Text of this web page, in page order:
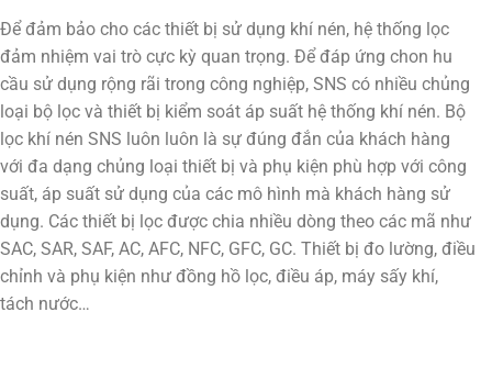
Để đảm bảo cho các thiết bị sử dụng khí nén, hệ thống lọc
đảm nhiệm vai trò cực kỳ quan trọng. Để đáp ứng chon hu
cầu sử dụng rộng rãi trong công nghiệp, SNS có nhiều chủng
loại bộ lọc và thiết bị kiểm soát áp suất hệ thống khí nén. Bộ
lọc khí nén SNS luôn luôn là sự đúng đắn của khách hàng
với đa dạng chủng loại thiết bị và phụ kiện phù hợp với công
suất, áp suất sử dụng của các mô hình mà khách hàng sử
dụng. Các thiết bị lọc được chia nhiều dòng theo các mã như
SAC, SAR, SAF, AC, AFC, NFC, GFC, GC. Thiết bị đo lường, điều
chỉnh và phụ kiện như đồng hồ lọc, điều áp, máy sấy khí,
tách nước…